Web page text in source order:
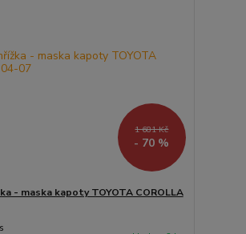
1 681 Kč
- 70 %
- maska kapoty TOYOTA COROLLA